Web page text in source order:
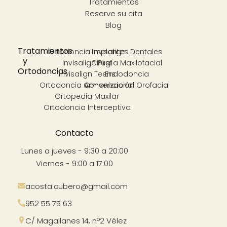
Reserve su cita
Blog
Tratamientos
y
Ortodoncias
Ortodoncia Invisalign
Invisalign First
Invisalign Teens
Ortodoncia Convencional
Ortopedia Maxilar
Ortodoncia Interceptiva
Implantes Dentales
Cirugía Maxilofacial
Endodoncia
Armonización Orofacial
Contacto
Lunes a jueves - 9:30 a 20:00
Viernes - 9:00 a 17:00
acosta.cubero@gmail.com
952 55 75 63
C/ Magallanes 14, nº2 Vélez